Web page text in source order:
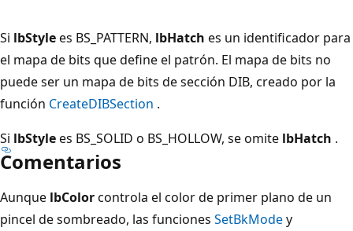
Si lbStylees BS_PATTERN, lbHatch es un identificador para
el mapa de bits que define el patrón. El mapa de bits no
puede ser un mapa de bits de sección DIB, creado por la
función CreateDIBSection .
Si lbStylees BS_SOLID o BS_HOLLOW, se omite lbHatch .
Comentarios
Aunque lbColorcontrola el color de primer plano de un
pincel de sombreado, las funciones SetBkModey